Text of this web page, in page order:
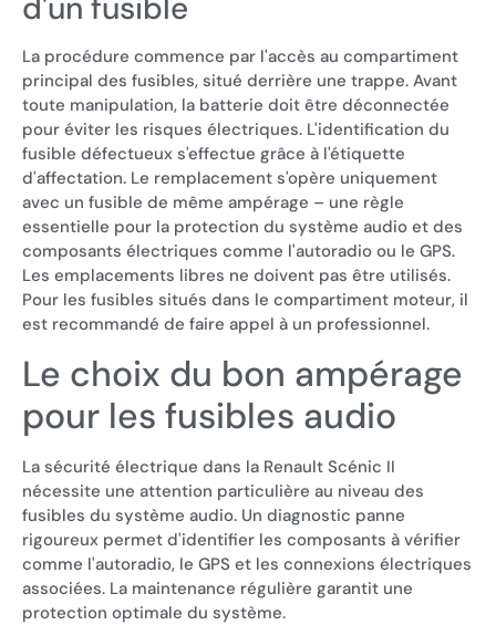
d'un fusible
La procédure commence par l'accès au compartiment
principal des fusibles, situé derrière une trappe. Avant
toute manipulation, la batterie doit être déconnectée
pour éviter les risques électriques. L'identification du
fusible défectueux s'effectue grâce à l'étiquette
d'affectation. Le remplacement s'opère uniquement
avec un fusible de même ampérage – une règle
essentielle pour la protection du système audio et des
composants électriques comme l'autoradio ou le GPS.
Les emplacements libres ne doivent pas être utilisés.
Pour les fusibles situés dans le compartiment moteur, il
est recommandé de faire appel à un professionnel.
Le choix du bon ampérage
pour les fusibles audio
La sécurité électrique dans la Renault Scénic II
nécessite une attention particulière au niveau des
fusibles du système audio. Un diagnostic panne
rigoureux permet d'identifier les composants à vérifier
comme l'autoradio, le GPS et les connexions électriques
associées. La maintenance régulière garantit une
protection optimale du système.